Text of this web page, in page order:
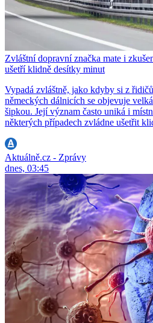
Zvláštní dopravní značka mate i
ušetří klidně desítky minut
Vypadá zvláštně, jako kdyby si z
německých dálnicích se objevuje
šipkou. Její význam často uniká i
některých případech zvládne ušetřit
Aktuálně.cz - Zprávy
dnes, 03:45